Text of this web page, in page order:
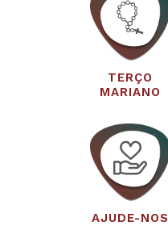
TERÇO
MARIANO
AJUDE-NOS